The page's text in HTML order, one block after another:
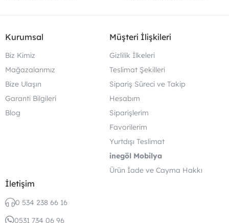
Kurumsal
Biz Kimiz
Mağazalarımız
Bize Ulaşın
Garanti Bilgileri
Blog
Müşteri İlişkileri
Gizlilik İlkeleri
Teslimat Şekilleri
Sipariş Süreci ve Takip
Hesabım
Siparişlerim
Favorilerim
Yurtdışı Teslimat
inegöl Mobilya
Ürün İade ve Cayma Hakkı
İletişim
0 534 238 66 16
0531 734 06 96